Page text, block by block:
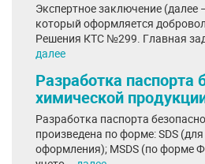
Экспертное заключение (далее
который оформляется
Решения КТС №299. Главная
далее
Разработка паспорта
химической
Разработка паспорта
произведена по форме: SDS
оформления); MSDS (по